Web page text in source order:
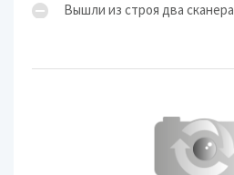
Вышли из строя два сканера